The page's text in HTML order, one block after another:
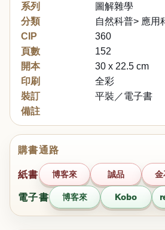
系列
圖解雜學
分類
自然科普> 應用
CIP
360
頁數
152
開本
30 x 22.5 cm
印刷
全彩
裝訂
平裝／電子書
備註
購書通路
紙書 博客來 誠品 金
電子書 博客來 Kobo